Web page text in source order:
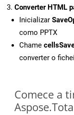
Converter HTML
Inicializar
como PPTX
Chame
converter o
Comece a